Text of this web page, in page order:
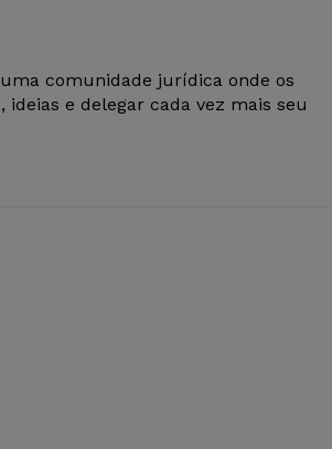
comunidade jurídica onde os
e delegar cada vez mais seu